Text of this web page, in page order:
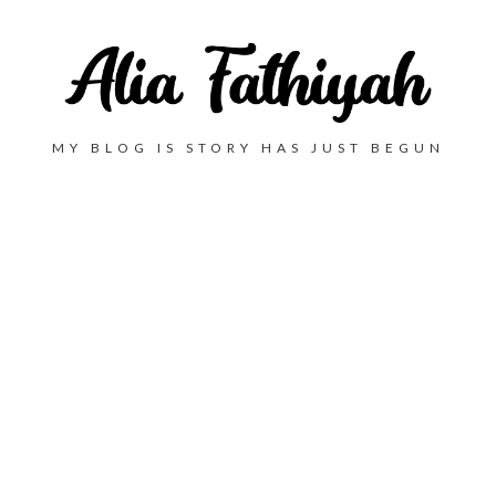
MY BLOG IS STORY HAS JUST BEGUN